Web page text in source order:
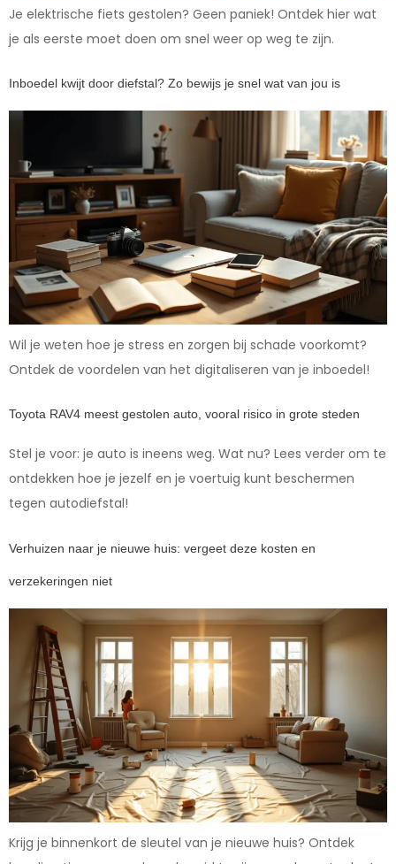
Je elektrische fiets gestolen? Geen paniek! Ontdek hier wat
je als eerste moet doen om snel weer op weg te zijn.
Inboedel kwijt door diefstal? Zo bewijs je snel wat van jou is
Wil je weten hoe je stress en zorgen bij schade voorkomt?
Ontdek de voordelen van het digitaliseren van je inboedel!
Toyota RAV4 meest gestolen auto, vooral risico in grote steden
Stel je voor: je auto is ineens weg. Wat nu? Lees verder om te
ontdekken hoe je jezelf en je voertuig kunt beschermen
tegen autodiefstal!
Verhuizen naar je nieuwe huis: vergeet deze kosten en
verzekeringen niet
Krijg je binnenkort de sleutel van je nieuwe huis? Ontdek